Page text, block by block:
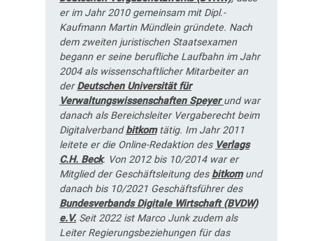
er im Jahr 2010 gemeinsam mit Dipl.-
Kaufmann Martin Mündlein gründete. Nach
dem zweiten juristischen Staatsexamen
begann er seine berufliche Laufbahn im Jahr
2004 als wissenschaftlicher Mitarbeiter an
derDeutschen Universität für
Verwaltungswissenschaften Speyerund war
danach als Bereichsleiter Vergaberecht beim
Digitalverbandbitkomtätig. Im Jahr 2011
leitete er die Online-Redaktion des Verlags
C.H. Beck. Von 2012 bis 10/2014 war er
Mitglied der Geschäftsleitung des bitkomund
danach bis 10/2021 Geschäftsführer des
Bundesverbands Digitale Wirtschaft (BVDW)
e.V.Seit 2022 ist Marco Junk zudem als
Leiter Regierungsbeziehungen für das